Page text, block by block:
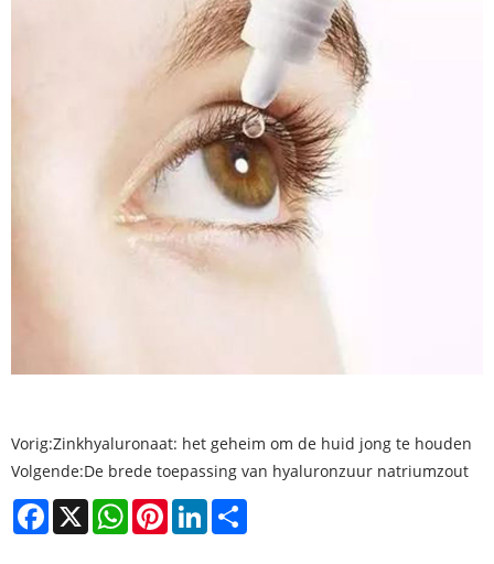
Vorig:Zinkhyaluronaat: het geheim om de huid jong te houden
Volgende:De brede toepassing van hyaluronzuur natriumzout
Facebook
X WhatsAppPinterestLinkedIn